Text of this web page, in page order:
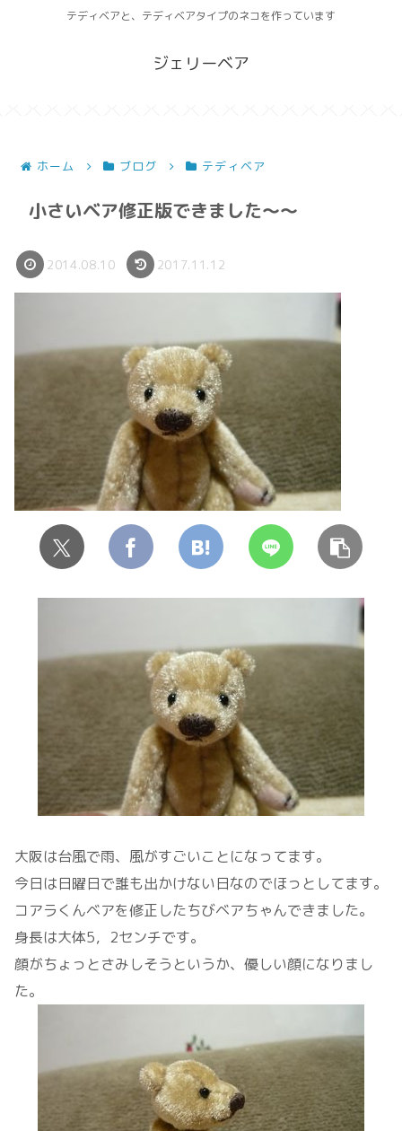
テディベアと、テディベアタイプのネコを作っています
ジェリーベア
ホーム ブログ テディベア
小さいベア修正版できました～～
2014.08.10 2017.11.12
大阪は台風で雨、風がすごいことになってます。
今日は日曜日で誰も出かけない日なのでほっとしてます。
コアラくんベアを修正したちびベアちゃんできました。
身長は大体5，2センチです。
顔がちょっとさみしそうというか、優しい顔になりまし
た。